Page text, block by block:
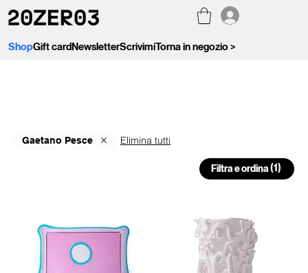
ShopGift cardNewsletterScrivimiTorna in negozio >
Gaetano Pesce Elimina tutti
Filtra e ordina(1)